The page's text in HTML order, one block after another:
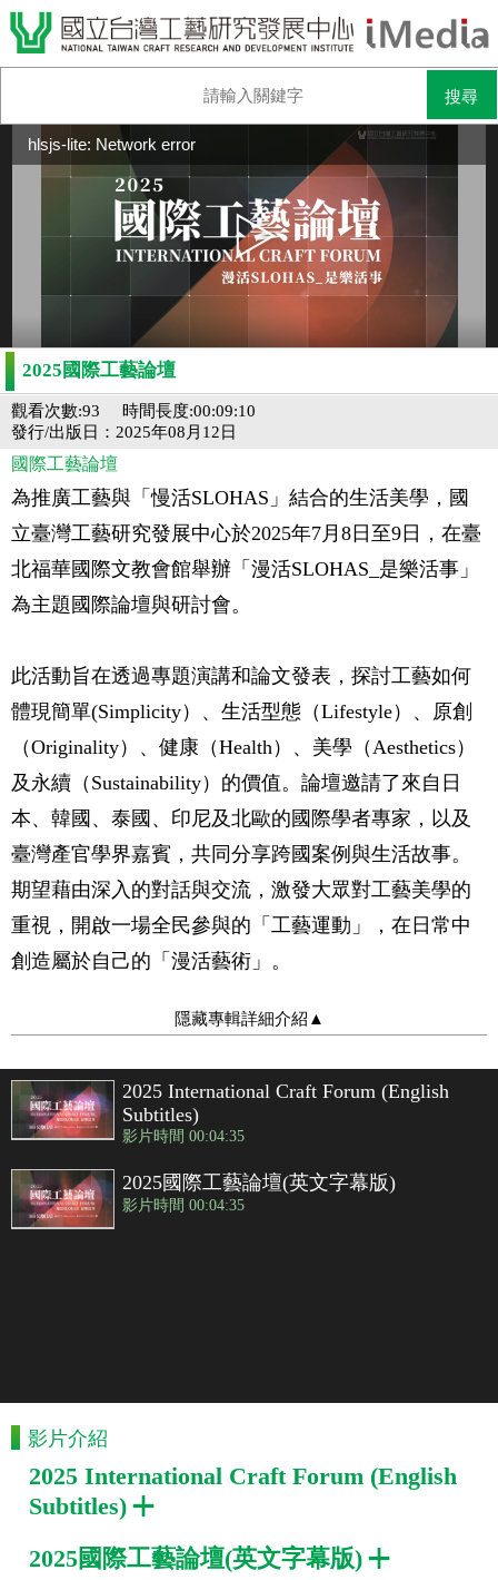
hlsjs-lite: Network error
2025國際工藝論壇
時間長度:00:09:10
觀看次數:93
發行/出版日：2025年08月12日
國際工藝論壇
為推廣工藝與「慢活SLOHAS」結合的生活美學，國
立臺灣工藝研究發展中心於2025年7月8日至9日，在臺
北福華國際文教會館舉辦「漫活SLOHAS_是樂活事」
為主題國際論壇與研討會。
此活動旨在透過專題演講和論文發表，探討工藝如何
體現簡單(Simplicity）、生活型態（Lifestyle）、原創
（Originality）、健康（Health）、美學（Aesthetics）
及永續（Sustainability）的價值。論壇邀請了來自日
本、韓國、泰國、印尼及北歐的國際學者專家，以及
臺灣產官學界嘉賓，共同分享跨國案例與生活故事。
期望藉由深入的對話與交流，激發大眾對工藝美學的
重視，開啟一場全民參與的「工藝運動」，在日常中
創造屬於自己的「漫活藝術」。
隱藏專輯詳細介紹 ▲
2025 International Craft Forum (English
Subtitles)
影片時間 00:04:35
2025國際工藝論壇(英文字幕版)
影片時間 00:04:35
影片介紹
2025 International Craft Forum (English
Subtitles)
2025國際工藝論壇(英文字幕版)